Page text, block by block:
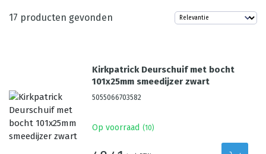
17 producten gevonden
Kirkpatrick Deurschuif met bocht
101x25mm smeedijzer zwart
5055066703582
Op voorraad (10)